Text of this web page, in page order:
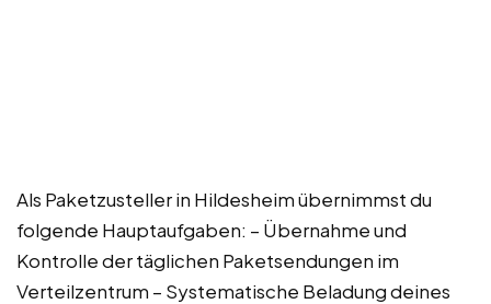
Als Paketzusteller in Hildesheim übernimmst du
folgende Hauptaufgaben: – Übernahme und
Kontrolle der täglichen Paketsendungen im
Verteilzentrum – Systematische Beladung deines